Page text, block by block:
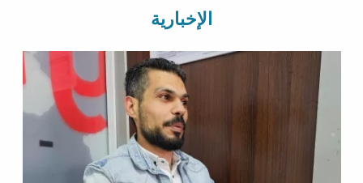
الإخبارية